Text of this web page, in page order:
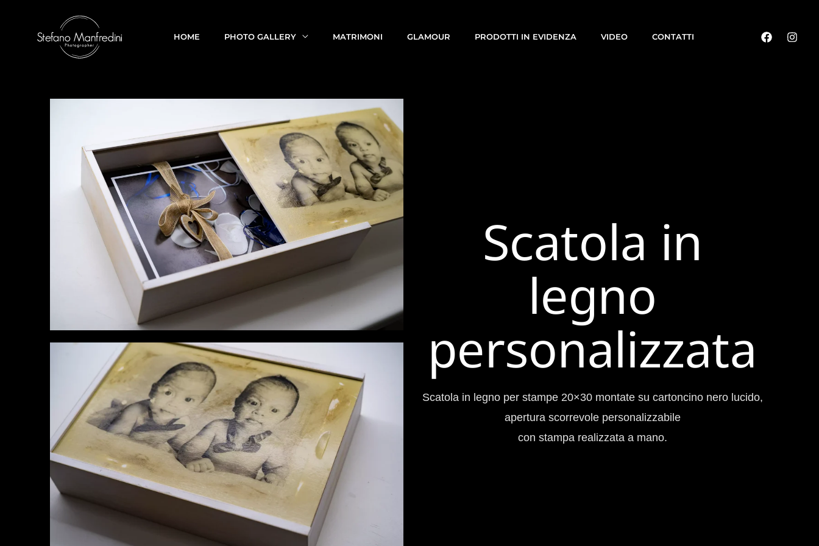
HOME PHOTO GALLERY MATRIMONI GLAMOUR PRODOTTI IN EVIDENZA VIDEO CONTATTI
Scatola in
legno
personalizzata
Scatola in legno per stampe 20×30 montate su cartoncino nero lucido,
apertura scorrevole personalizzabile
con stampa realizzata a mano.